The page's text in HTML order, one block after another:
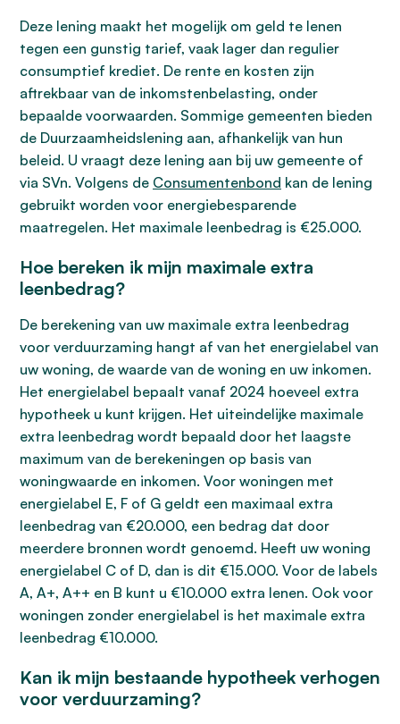
Deze lening maakt het mogelijk om geld te lenen
tegen een gunstig tarief, vaak lager dan regulier
consumptief krediet. De rente en kosten zijn
aftrekbaar van de inkomstenbelasting, onder
bepaalde voorwaarden. Sommige gemeenten bieden
de Duurzaamheidslening aan, afhankelijk van hun
beleid. U vraagt deze lening aan bij uw gemeente of
via SVn. Volgens de Consumentenbond kan de lening
gebruikt worden voor energiebesparende
maatregelen. Het maximale leenbedrag is €25.000.
Hoe bereken ik mijn maximale extra
leenbedrag?
De berekening van uw maximale extra leenbedrag
voor verduurzaming hangt af van het energielabel van
uw woning, de waarde van de woning en uw inkomen.
Het energielabel bepaalt vanaf 2024 hoeveel extra
hypotheek u kunt krijgen. Het uiteindelijke maximale
extra leenbedrag wordt bepaald door het laagste
maximum van de berekeningen op basis van
woningwaarde en inkomen. Voor woningen met
energielabel E, F of G geldt een maximaal extra
leenbedrag van €20.000, een bedrag dat door
meerdere bronnen wordt genoemd. Heeft uw woning
energielabel C of D, dan is dit €15.000. Voor de labels
A, A+, A++ en B kunt u €10.000 extra lenen. Ook voor
woningen zonder energielabel is het maximale extra
leenbedrag €10.000.
Kan ik mijn bestaande hypotheek verhogen
voor verduurzaming?